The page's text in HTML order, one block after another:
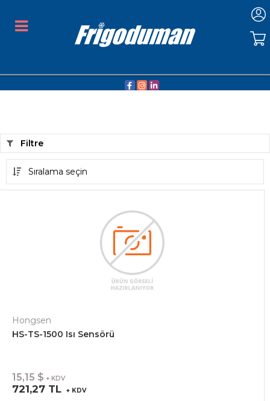
Filtre
Sıralama seçin
Hongsen
HS-TS-1500 Isı Sensörü
721,27 TL + KDV
15,15 $ + KDV